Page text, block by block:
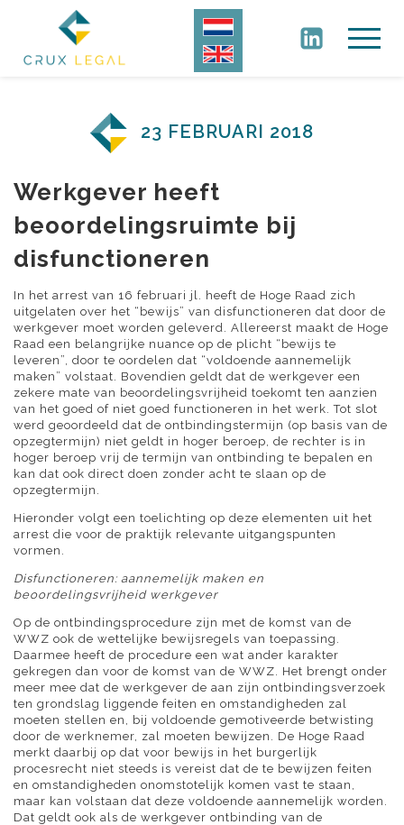
23 FEBRUARI 2018
Werkgever heeft
beoordelingsruimte bij
disfunctioneren
In het arrest van 16 februari jl. heeft de Hoge Raad zich
uitgelaten over het “bewijs” van disfunctioneren dat door de
werkgever moet worden geleverd. Allereerst maakt de Hoge
Raad een belangrijke nuance op de plicht “bewijs te
leveren”, door te oordelen dat “voldoende aannemelijk
maken” volstaat. Bovendien geldt dat de werkgever een
zekere mate van beoordelingsvrijheid toekomt ten aanzien
van het goed of niet goed functioneren in het werk. Tot slot
werd geoordeeld dat de ontbindingstermijn (op basis van de
opzegtermijn) niet geldt in hoger beroep, de rechter is in
hoger beroep vrij de termijn van ontbinding te bepalen en
kan dat ook direct doen zonder acht te slaan op de
opzegtermijn.
Hieronder volgt een toelichting op deze elementen uit het
arrest die voor de praktijk relevante uitgangspunten
vormen.
Disfunctioneren: aannemelijk maken en
beoordelingsvrijheid werkgever
Op de ontbindingsprocedure zijn met de komst van de
WWZ ook de wettelijke bewijsregels van toepassing.
Daarmee heeft de procedure een wat ander karakter
gekregen dan voor de komst van de WWZ. Het brengt onder
meer mee dat de werkgever de aan zijn ontbindingsverzoek
ten grondslag liggende feiten en omstandigheden zal
moeten stellen en, bij voldoende gemotiveerde betwisting
door de werknemer, zal moeten bewijzen. De Hoge Raad
merkt daarbij op dat voor bewijs in het burgerlijk
procesrecht niet steeds is vereist dat de te bewijzen feiten
en omstandigheden onomstotelijk komen vast te staan,
maar kan volstaan dat deze voldoende aannemelijk worden.
Dat geldt ook als de werkgever ontbinding van de